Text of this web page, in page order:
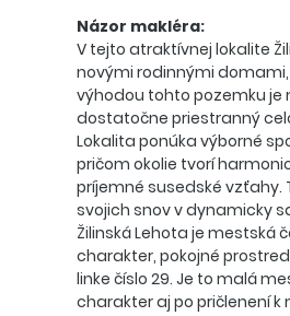
Názor makléra:
V tejto atraktívnej lokalite
novými rodinnými
výhodou tohto pozemku je
dostatočne priestranný
Lokalita ponúka výborné
pričom okolie tvorí
príjemné susedské vzťahy.
svojich snov v dynamicky
Žilinská Lehota je mestská
charakter, pokojné
linke číslo 29. Je to malá
charakter aj po pričlenení k